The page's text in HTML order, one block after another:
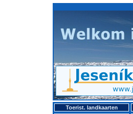
Toerist. landkaarten